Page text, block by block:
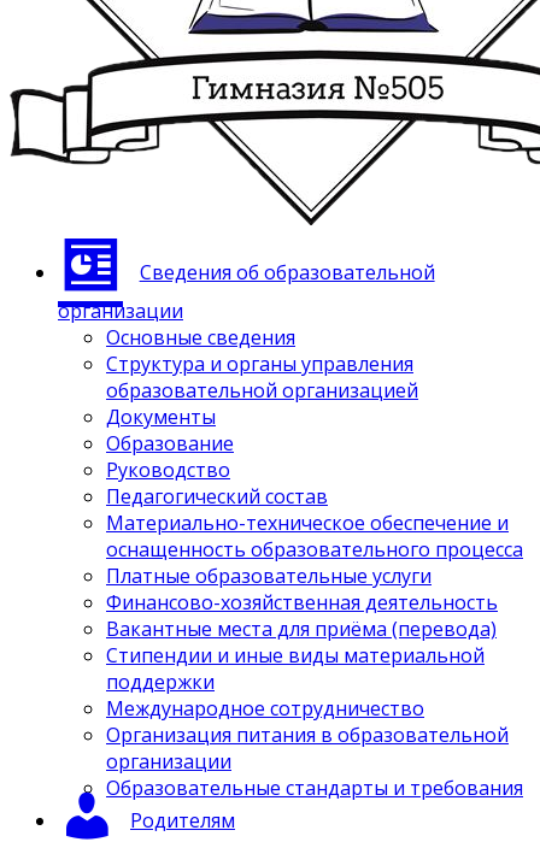
Сведения об образовательной
организации
Основные сведения
Структура и органы управления
образовательной организацией
Документы
Образование
Руководство
Педагогический состав
Материально-техническое обеспечение и
оснащенность образовательного процесса
Платные образовательные услуги
Финансово-хозяйственная деятельность
Вакантные места для приёма (перевода)
Стипендии и иные виды материальной
поддержки
Международное сотрудничество
Организация питания в образовательной
организации
Образовательные стандарты и требования
Родителям